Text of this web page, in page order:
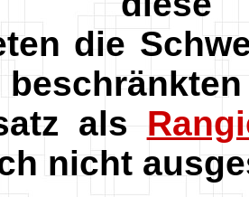
die
als
nicht